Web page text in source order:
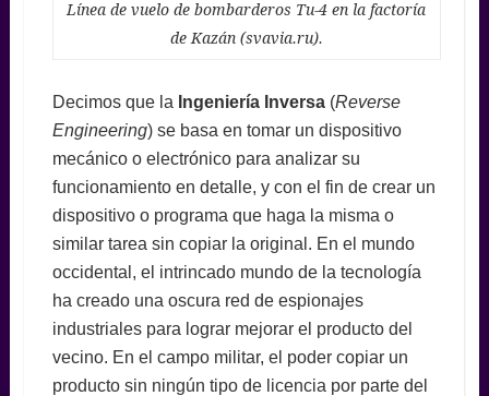
Línea de vuelo de bombarderos Tu-4 en la factoría
de Kazán (svavia.ru).
Decimos que la Ingeniería Inversa(Reverse
Engineering) se basa en tomar un dispositivo
mecánico o electrónico para analizar su
funcionamiento en detalle, y con el fin de crear un
dispositivo o programa que haga la misma o
similar tarea sin copiar la original. En el mundo
occidental, el intrincado mundo de la tecnología
ha creado una oscura red de espionajes
industriales para lograr mejorar el producto del
vecino. En el campo militar, el poder copiar un
producto sin ningún tipo de licencia por parte del